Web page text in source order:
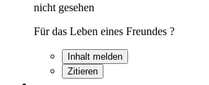
nicht gesehen
Für das Leben eines Freundes ?
Inhalt melden
Zitieren